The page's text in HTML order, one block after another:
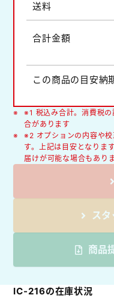
送料
合計金額
この商品の目安納
※1 税込み合計。消費税
合があります
※2 オプションの内容や
す。上記は目安となりま
届けが可能な場合もあり
スタ
商品
IC-216の在庫状況